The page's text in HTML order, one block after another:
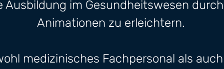
Ausbildung im Gesundheitswesen
Animationen zu erleichtern.
medizinisches Fachpersonal als